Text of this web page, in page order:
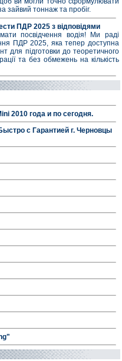
зайвий тоннаж та пробіг.
ПДР 2025 з відповідями
посвідчення водія! Ми раді
ПДР 2025, яка тепер доступна
для підготовки до теоретичного
та без обмежень на кількість
2010 года и по сегодня.
с Гарантией г. Черновцы